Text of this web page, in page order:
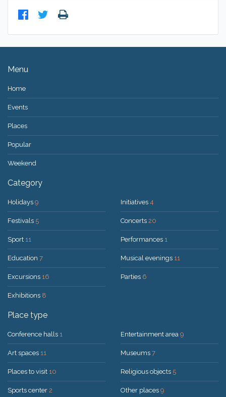
Menu
Home
Events
Places
Popular
Weekend
Category
Holidays 9
Festivals 5
Sport 11
Education 7
Excursions 16
Exhibitions 8
Initiatives 4
Concerts 20
Performances 1
Musical evenings 11
Parties 6
Place type
Conference halls 1
Art spaces 11
Places to visit 10
Sports center 2
Entertainment area 9
Museums 7
Religious objects 5
Other places 9